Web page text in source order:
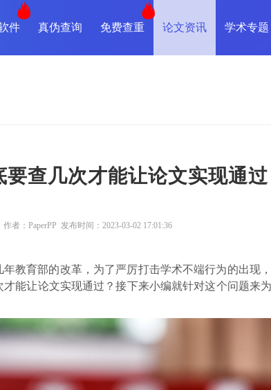
件 真伪查询 免费查重 论文资讯 学术专题
查几次才能让论文实现通过
作者：PaperPP 发布时间：2023-03-02 17:01:36
教育部的改革，为了严厉打击学术不端行为的出现
才能让论文实现通过？接下来小编就针对这个问题来